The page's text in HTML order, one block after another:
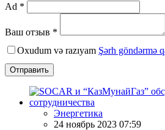
Ad *
Ваш отзыв *
Oxudum və razıyam Şərh göndərmə
Отправить
Энергетика
24 ноябрь 2023 07:59